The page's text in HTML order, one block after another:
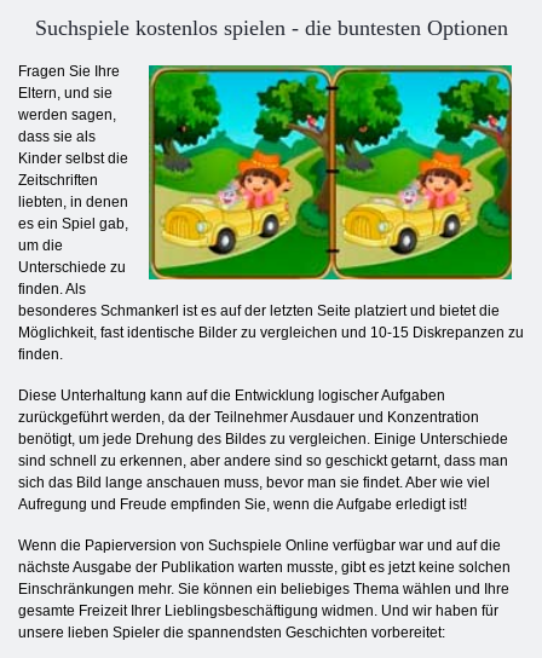
Suchspiele kostenlos spielen - die buntesten Optionen
Fragen Sie Ihre
Eltern, und sie
werden sagen,
dass sie als
Kinder selbst die
Zeitschriften
liebten, in denen
es ein Spiel gab,
um die
Unterschiede zu
finden. Als
besonderes Schmankerl ist es auf der letzten Seite platziert und bietet die
Möglichkeit, fast identische Bilder zu vergleichen und 10-15 Diskrepanzen zu
finden.
Diese Unterhaltung kann auf die Entwicklung logischer Aufgaben
zurückgeführt werden, da der Teilnehmer Ausdauer und Konzentration
benötigt, um jede Drehung des Bildes zu vergleichen. Einige Unterschiede
sind schnell zu erkennen, aber andere sind so geschickt getarnt, dass man
sich das Bild lange anschauen muss, bevor man sie findet. Aber wie viel
Aufregung und Freude empfinden Sie, wenn die Aufgabe erledigt ist!
Wenn die Papierversion von Suchspiele Online verfügbar war und auf die
nächste Ausgabe der Publikation warten musste, gibt es jetzt keine solchen
Einschränkungen mehr. Sie können ein beliebiges Thema wählen und Ihre
gesamte Freizeit Ihrer Lieblingsbeschäftigung widmen. Und wir haben für
unsere lieben Spieler die spannendsten Geschichten vorbereitet: